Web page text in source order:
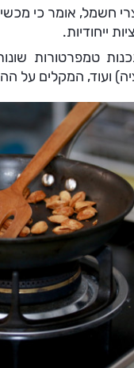
חשמל, אומר כי
ייחודיות.
טמפרטורות
ועוד, המקלים על